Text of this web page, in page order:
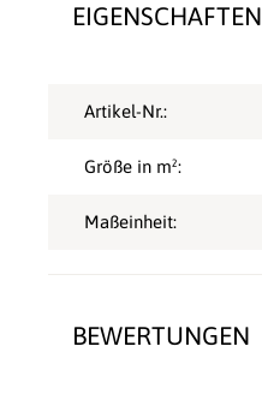
BEWERTUNGEN
EIGENSCHAFTEN
Artikel-Nr.:
Größe in m²:
Maßeinheit: